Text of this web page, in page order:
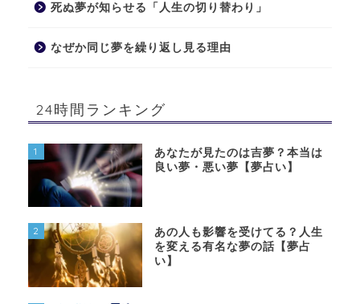
死ぬ夢が知らせる「人生の切り替わり」
なぜか同じ夢を繰り返し見る理由
24時間ランキング
1
あなたが見たのは吉夢？本当は
良い夢・悪い夢【夢占い】
2
あの人も影響を受けてる？人生
を変える有名な夢の話【夢占
い】